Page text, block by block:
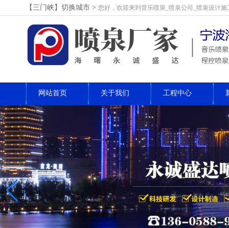
【三门峡】切换城市> 您好，欢迎来到音乐喷泉_喷泉公司_喷泉设计
网站首页 关于我们 工程中心